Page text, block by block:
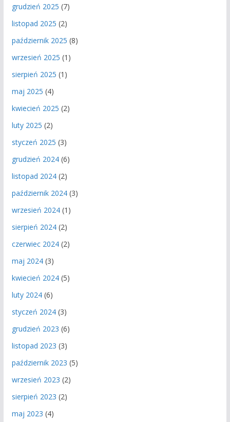
grudzień 2025 (7)
listopad 2025 (2)
październik 2025 (8)
wrzesień 2025 (1)
sierpień 2025 (1)
maj 2025 (4)
kwiecień 2025 (2)
luty 2025 (2)
styczeń 2025 (3)
grudzień 2024(6)
listopad 2024(2)
październik 2024(3)
wrzesień 2024(1)
sierpień 2024(2)
czerwiec 2024(2)
maj 2024(3)
kwiecień 2024(5)
luty 2024(6)
styczeń 2024(3)
grudzień 2023 (6)
listopad 2023 (3)
październik 2023 (5)
wrzesień 2023 (2)
sierpień 2023 (2)
maj 2023 (4)